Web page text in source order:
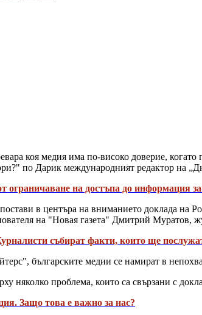
коя медия има по-високо доверие,
по Дарик международният редактор на
ограничаване на достъпа до информация
в центъра на вниманието доклада на
на "Новая газета" Дмитрий Муратов,
събират факти, които ще
българските медии се намират в
няколко проблема, които са свързани с
Защо това е важно за нас?